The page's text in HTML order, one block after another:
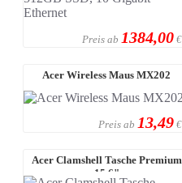
Preis ab 1384,00 €
Acer Wireless Maus MX202
Preis ab 13,49 €
Acer Clamshell Tasche Premium
15,6"